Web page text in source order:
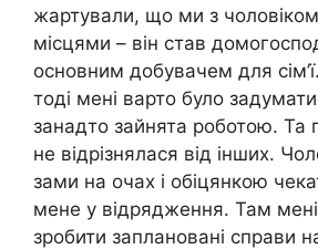
жартували, що ми з
місцями – він став
основним добувачем для
тоді мені варто було
занадто зайнята роботою. Та
не відрізнялася від інших.
зами на очах і обіцянкою
мене у відрядження. Там
зробити заплановані справи